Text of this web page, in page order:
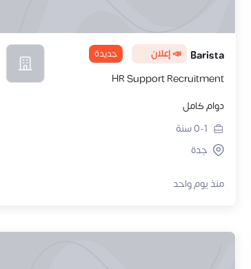
Barista 📣 إعلان جديدة
HR Support Recruitment
دوام كامل
0-1سنة
جدة
منذ يوم واحد